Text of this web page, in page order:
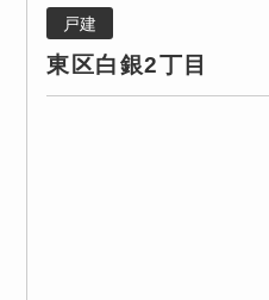
戸建
東区白銀2丁目